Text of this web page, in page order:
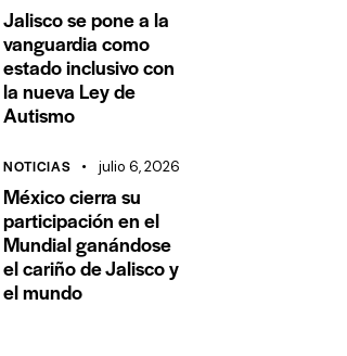
Jalisco se pone a la
vanguardia como
estado inclusivo con
la nueva Ley de
Autismo
NOTICIAS julio 6, 2026
México cierra su
participación en el
Mundial ganándose
el cariño de Jalisco y
el mundo